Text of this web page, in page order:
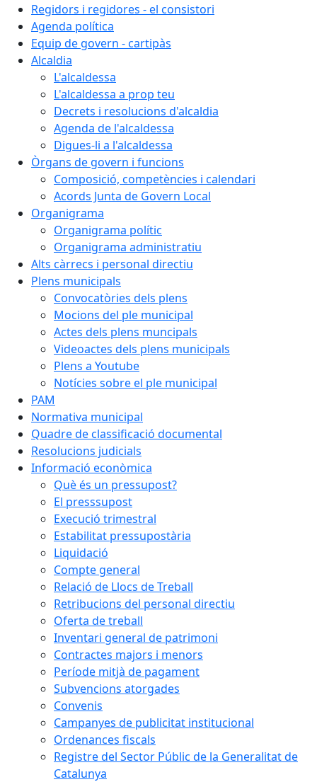
Regidors i regidores - el consistori
Agenda política
Equip de govern - cartipàs
Alcaldia
L'alcaldessa
L'alcaldessa a prop teu
Decrets i resolucions d'alcaldia
Agenda de l'alcaldessa
Digues-li a l'alcaldessa
Òrgans de govern i funcions
Composició, competències i calendari
Acords Junta de Govern Local
Organigrama
Organigrama polític
Organigrama administratiu
Alts càrrecs i personal directiu
Plens municipals
Convocatòries dels plens
Mocions del ple municipal
Actes dels plens muncipals
Videoactes dels plens municipals
Plens a Youtube
Notícies sobre el ple municipal
PAM
Normativa municipal
Quadre de classificació documental
Resolucions judicials
Informació econòmica
Què és un pressupost?
El presssupost
Execució trimestral
Estabilitat pressupostària
Liquidació
Compte general
Relació de Llocs de Treball
Retribucions del personal directiu
Oferta de treball
Inventari general de patrimoni
Contractes majors i menors
Període mitjà de pagament
Subvencions atorgades
Convenis
Campanyes de publicitat institucional
Ordenances fiscals
Registre del Sector Públic de la Generalitat de
Catalunya